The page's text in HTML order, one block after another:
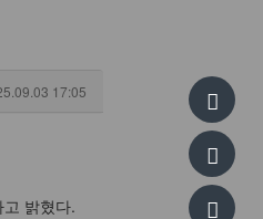
17:05
밝혔다.